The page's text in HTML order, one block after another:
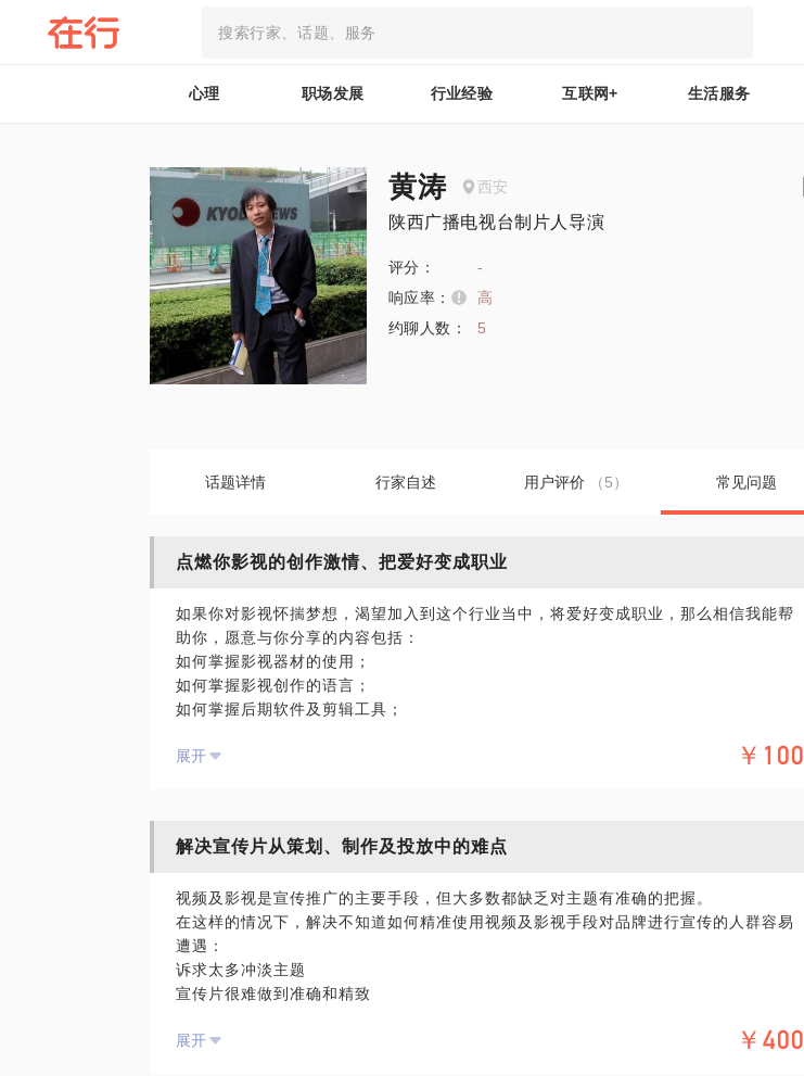
心理 职场发展 行业经验 互联网+ 生活服务
黄涛 西安
陕西广播电视台制片人导演
评分：
-
响应率：
高
约聊人数：
5
话题详情 行家自述 用户评价 （5） 常见问题
点燃你影视的创作激情、把爱好变成职业
如果你对影视怀揣梦想，渴望加入到这个行业当中，将爱好变成职业，那么相信我能帮
助你，愿意与你分享的内容包括：
如何掌握影视器材的使用；
如何掌握影视创作的语言；
如何掌握后期软件及剪辑工具；
如何掌握影视创作中的文学写作；
展开 ￥100
解决宣传片从策划、制作及投放中的难点
视频及影视是宣传推广的主要手段，但大多数都缺乏对主题有准确的把握。
在这样的情况下，解决不知道如何精准使用视频及影视手段对品牌进行宣传的人群容易
遭遇：
诉求太多冲淡主题
宣传片很难做到准确和精致
我在从业16年中，完成政府及官方媒体宣传片项目40多部，商业类宣传片项目40多部。
展开 ￥400